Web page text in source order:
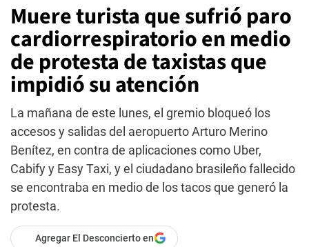
Muere turista que sufrió paro
cardiorrespiratorio en medio
de protesta de taxistas que
impidió su atención
La mañana de este lunes, el gremio bloqueó los
accesos y salidas del aeropuerto Arturo Merino
Benítez, en contra de aplicaciones como Uber,
Cabify y Easy Taxi, y el ciudadano brasileño fallecido
se encontraba en medio de los tacos que generó la
protesta.
Agregar El Desconcierto en